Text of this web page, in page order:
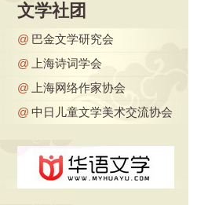
文学社团
@ 巴金文学研究会
@
上海诗词学会
@
上海网络作家协会
@ 中日儿童文学美术交流协会